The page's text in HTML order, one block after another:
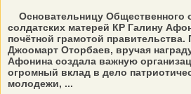
Основательницу Общественного
солдатских матерей КР Галину
почётной грамотой
Джоомарт Оторбаев, вручая
Афонина создала важную
огромный вклад в дело
молодежи, ...